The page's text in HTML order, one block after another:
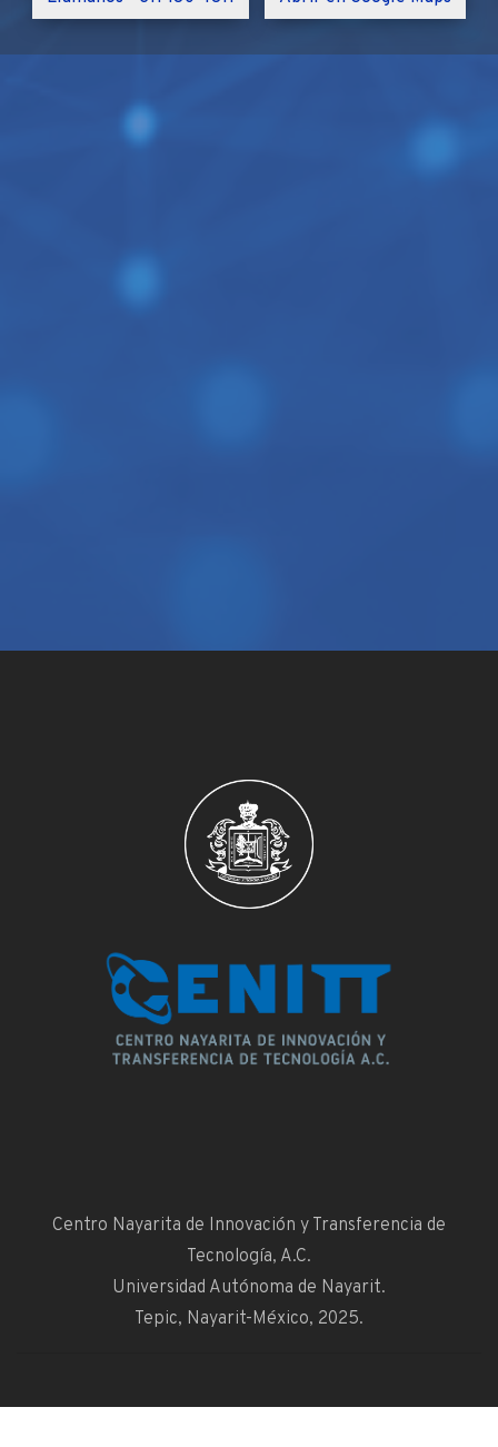
Centro Nayarita de Innovación y Transferencia de
Tecnología, A.C.
Universidad Autónoma de Nayarit.
Tepic, Nayarit-México, 2025.